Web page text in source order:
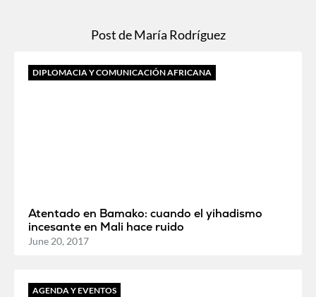
Post de María Rodríguez
DIPLOMACIA Y COMUNICACIÓN AFRICANA
Atentado en Bamako: cuando el yihadismo
incesante en Mali hace ruido
June 20, 2017
AGENDA Y EVENTOS